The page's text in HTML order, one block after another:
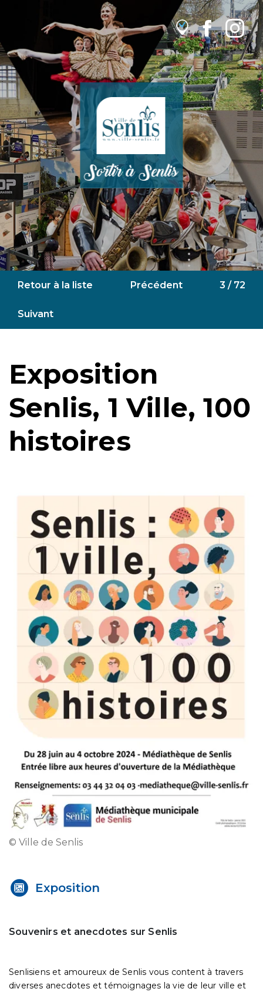
Retour à la liste Précédent 3 / 72
Suivant
Exposition
Senlis, 1 Ville, 100
histoires
© Ville de Senlis
Exposition
Souvenirs et anecdotes sur Senlis
Senlisiens et amoureux de Senlis vous content à travers
diverses anecdotes et témoignages la vie de leur ville et